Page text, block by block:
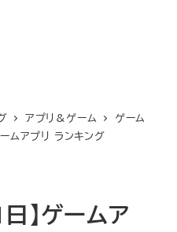
アプリ＆ゲーム
ゲーム
ムアプリ ランキング
】ゲームア